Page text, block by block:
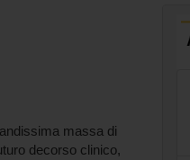
massa di
decorso clinico,